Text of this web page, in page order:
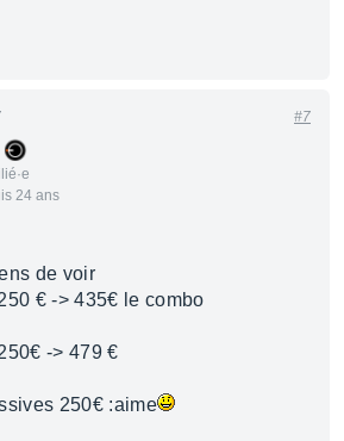
24 ans
#7
de voir
€ -> 435€ le combo
-> 479 €
250€ :aime